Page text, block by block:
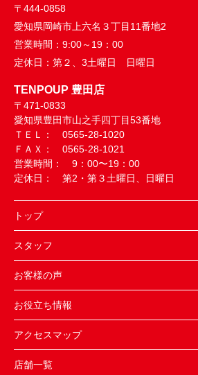
〒444-0858
愛知県岡崎市上六名３丁目11番地2
営業時間： 9:00～19：00
定休日： 第２、3土曜日 日曜日
TENPOUP 豊田店
〒471-0833
愛知県豊田市山之手四丁目53番地
ＴＥＬ： 0565-28-1020
ＦＡＸ： 0565-28-1021
営業時間： 9：00〜19：00
定休日： 第2・第３土曜日、日曜日
トップ
スタッフ
お客様の声
お役立ち情報
アクセスマップ
店舗一覧